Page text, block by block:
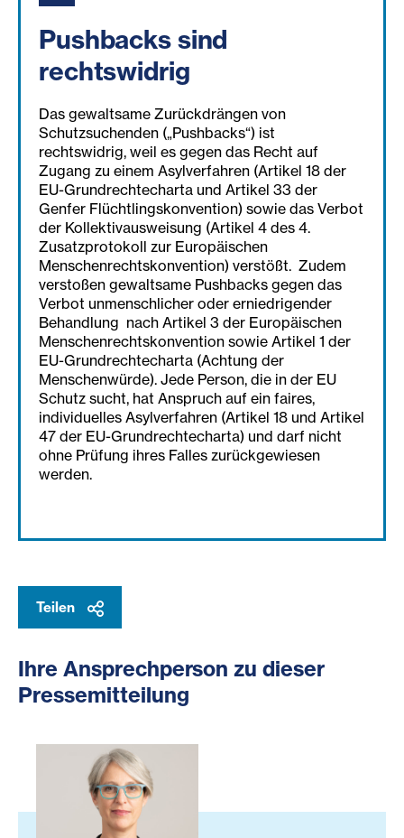
Pushbacks sind
rechtswidrig
Das gewaltsame Zurückdrängen von
Schutzsuchenden („Pushbacks“) ist
rechtswidrig, weil es gegen das Recht auf
Zugang zu einem Asylverfahren (Artikel 18 der
EU-Grundrechtecharta und Artikel 33 der
Genfer Flüchtlingskonvention) sowie das Verbot
der Kollektivausweisung (Artikel 4 des 4.
Zusatzprotokoll zur Europäischen
Menschenrechtskonvention) verstößt. Zudem
verstoßen gewaltsame Pushbacks gegen das
Verbot unmenschlicher oder erniedrigender
Behandlung nach Artikel 3 der Europäischen
Menschenrechtskonvention sowie Artikel 1 der
EU-Grundrechtecharta (Achtung der
Menschenwürde). Jede Person, die in der EU
Schutz sucht, hat Anspruch auf ein faires,
individuelles Asylverfahren (Artikel 18 und Artikel
47 der EU-Grundrechtecharta) und darf nicht
ohne Prüfung ihres Falles zurückgewiesen
werden.
Teilen
Ihre Ansprechperson zu dieser
Pressemitteilung